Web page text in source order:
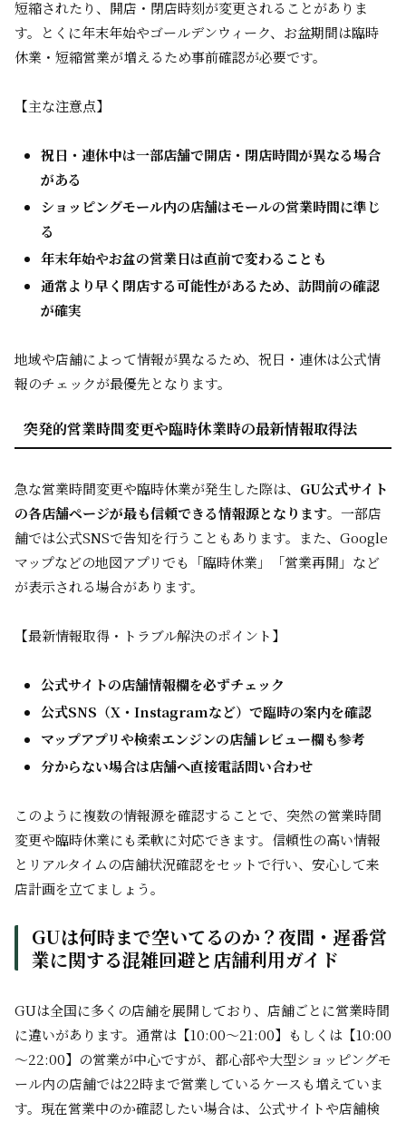
短縮されたり、開店・閉店時刻が変更されることがありま
す。とくに年末年始やゴールデンウィーク、お盆期間は臨時
休業・短縮営業が増えるため事前確認が必要です。
【主な注意点】
祝日・連休中は一部店舗で開店・閉店時間が異なる場合
がある
ショッピングモール内の店舗はモールの営業時間に準じ
る
年末年始やお盆の営業日は直前で変わることも
通常より早く閉店する可能性があるため、訪問前の確認
が確実
地域や店舗によって情報が異なるため、祝日・連休は公式情
報のチェックが最優先となります。
突発的営業時間変更や臨時休業時の最新情報取得法
急な営業時間変更や臨時休業が発生した際は、 GU公式サイト
の各店舗ページが最も信頼できる情報源となります。一部店
舗では公式SNSで告知を行うこともあります。また、Google
マップなどの地図アプリでも「臨時休業」「営業再開」など
が表示される場合があります。
【最新情報取得・トラブル解決のポイント】
公式サイトの店舗情報欄を必ずチェック
公式SNS（X・Instagramなど）で臨時の案内を確認
マップアプリや検索エンジンの店舗レビュー欄も参考
分からない場合は店舗へ直接電話問い合わせ
このように複数の情報源を確認することで、突然の営業時間
変更や臨時休業にも柔軟に対応できます。信頼性の高い情報
とリアルタイムの店舗状況確認をセットで行い、安心して来
店計画を立てましょう。
GUは何時まで空いてるのか？夜間・遅番営
業に関する混雑回避と店舗利用ガイド
GUは全国に多くの店舗を展開しており、店舗ごとに営業時間
に違いがあります。通常は【10:00～21:00】もしくは【10:00
～22:00】の営業が中心ですが、都心部や大型ショッピングモ
ール内の店舗では22時まで営業しているケースも増えていま
す。現在営業中のか確認したい場合は、公式サイトや店舗検